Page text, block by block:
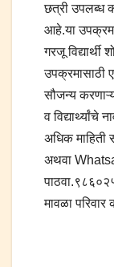
छत्री उपलब्ध
आहे.या
गरजू
उपक्रमासाठी
सौजन्य
व
अधिक माहिती
अथवा
मावळा